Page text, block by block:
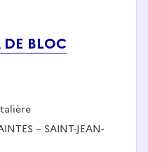
BLOC
– SAINT-JEAN-